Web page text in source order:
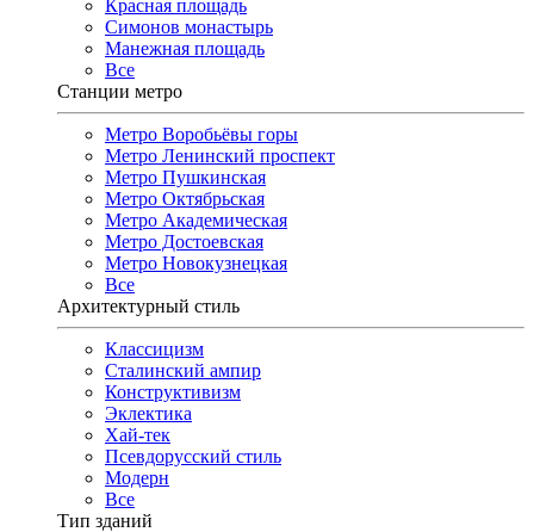
Красная площадь
Симонов монастырь
Манежная площадь
Все
Станции метро
Метро Воробьёвы горы
Метро Ленинский проспект
Метро Пушкинская
Метро Октябрьская
Метро Академическая
Метро Достоевская
Метро Новокузнецкая
Все
Архитектурный стиль
Классицизм
Сталинский ампир
Конструктивизм
Эклектика
Хай-тек
Псевдорусский стиль
Модерн
Все
Тип зданий